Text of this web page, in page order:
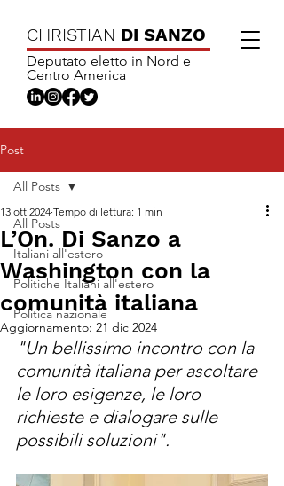
CHRISTIAN DI SANZO
Deputato eletto in Nord e
Centro America
Post
All Posts
Italiani all'estero
Politiche Italiani all'estero
Politica nazionale
All Posts
L’On. Di Sanzo a
Washington con la
comunità italiana
13 ott 2024 Tempo di lettura: 1 min
Aggiornamento: 21 dic 2024
"Un bellissimo incontro con la
comunità italiana per ascoltare
le loro esigenze, le loro
richieste e dialogare sulle
possibili soluzioni".